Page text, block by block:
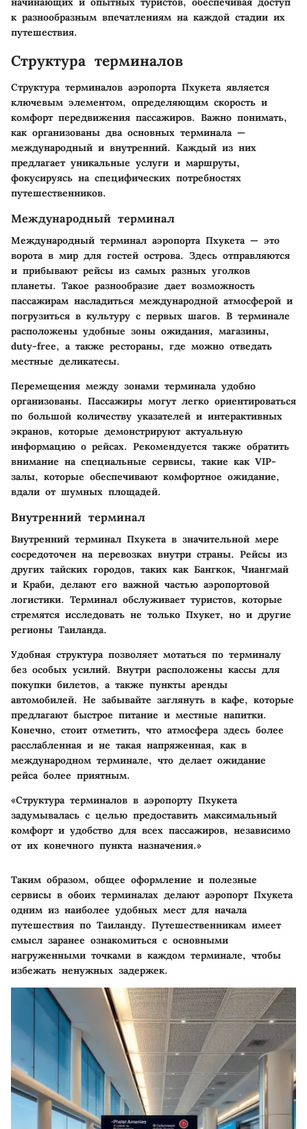
к разнообразным впечатлениям на каждой стадии их
путешествия.
Структура терминалов
Структура терминалов аэропорта Пхукета является
ключевым элементом, определяющим скорость и
комфорт передвижения пассажиров. Важно понимать,
как организованы два основных терминала —
международный и внутренний. Каждый из них
предлагает уникальные услуги и маршруты,
фокусируясь на специфических потребностях
путешественников.
Международный терминал
Международный терминал аэропорта Пхукета — это
ворота в мир для гостей острова. Здесь отправляются
и прибывают рейсы из самых разных уголков
планеты. Такое разнообразие дает возможность
пассажирам насладиться международной атмосферой и
погрузиться в культуру с первых шагов. В терминале
расположены удобные зоны ожидания, магазины,
duty-free, а также рестораны, где можно отведать
местные деликатесы.
Перемещения между зонами терминала удобно
организованы. Пассажиры могут легко ориентироваться
по большой количеству указателей и интерактивных
экранов, которые демонстрируют актуальную
информацию о рейсах. Рекомендуется также обратить
внимание на специальные сервисы, такие как VIP-
залы, которые обеспечивают комфортное ожидание,
вдали от шумных площадей.
Внутренний терминал
Внутренний терминал Пхукета в значительной мере
сосредоточен на перевозках внутри страны. Рейсы из
других тайских городов, таких как Бангкок, Чиангмай
и Краби, делают его важной частью аэропортовой
логистики. Терминал обслуживает туристов, которые
стремятся исследовать не только Пхукет, но и другие
регионы Таиланда.
Удобная структура позволяет мотаться по терминалу
без особых усилий. Внутри расположены кассы для
покупки билетов, а также пункты аренды
автомобилей. Не забывайте заглянуть в кафе, которые
предлагают быстрое питание и местные напитки.
Конечно, стоит отметить, что атмосфера здесь более
расслабленная и не такая напряженная, как в
международном терминале, что делает ожидание
рейса более приятным.
«Структура терминалов в аэропорту Пхукета
задумывалась с целью предоставить максимальный
комфорт и удобство для всех пассажиров, независимо
от их конечного пункта назначения.»
Таким образом, общее оформление и полезные
сервисы в обоих терминалах делают аэропорт Пхукета
одним из наиболее удобных мест для начала
путешествия по Таиланду. Путешественникам имеет
смысл заранее ознакомиться с основными
нагруженными точками в каждом терминале, чтобы
избежать ненужных задержек.